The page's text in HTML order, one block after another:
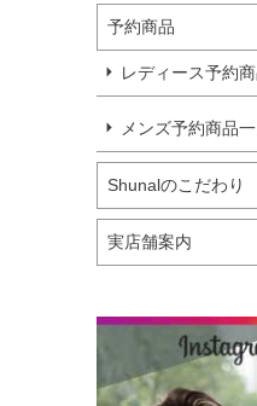
予約商品
レディース予約
メンズ予約商品
Shunalのこだわり
実店舗案内